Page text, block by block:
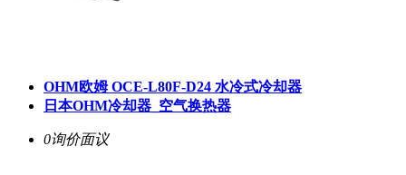
OHM欧姆 OCE-L80F-D24 水冷式冷却器
日本OHM冷却器_空气换热器
0询价面议